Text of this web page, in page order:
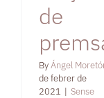
de
ByÁngel
de febrer de
2021 | Sense